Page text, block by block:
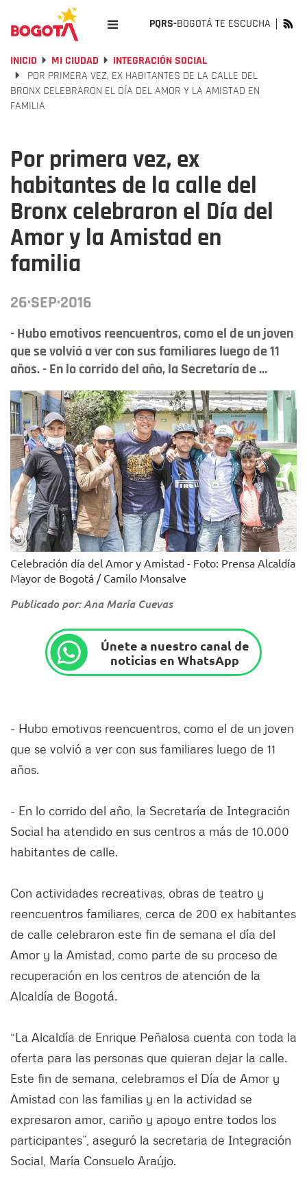
PQRS-BOGOTÁ TE ESCUCHA
INICIO MI CIUDAD
INTEGRACIÓN SOCIAL
POR PRIMERA VEZ, EX HABITANTES DE LA CALLE DEL
BRONX CELEBRARON EL DÍA DEL AMOR Y LA AMISTAD EN
FAMILIA
Por primera vez, ex
habitantes de la calle del
Bronx celebraron el Día del
Amor y la Amistad en
familia
26·SEP·2016
- Hubo emotivos reencuentros, como el de un joven
que se volvió a ver con sus familiares luego de 11
años. - En lo corrido del año, la Secretaría de ...
Celebración día del Amor y Amistad - Foto: Prensa Alcaldía
Mayor de Bogotá / Camilo Monsalve
Publicado por: Ana María Cuevas
Únete a nuestro canal de
noticias en WhatsApp
- Hubo emotivos reencuentros, como el de un joven
que se volvió a ver con sus familiares luego de 11
años.
- En lo corrido del año, la Secretaría de Integración
Social ha atendido en sus centros a más de 10.000
habitantes de calle.
Con actividades recreativas, obras de teatro y
reencuentros familiares, cerca de 200 ex habitantes
de calle celebraron este fin de semana el día del
Amor y la Amistad, como parte de su proceso de
recuperación en los centros de atención de la
Alcaldía de Bogotá.
“La Alcaldía de Enrique Peñalosa cuenta con toda la
oferta para las personas que quieran dejar la calle.
Este fin de semana, celebramos el Día de Amor y
Amistad con las familias y en la actividad se
expresaron amor, cariño y apoyo entre todos los
participantes”, aseguró la secretaria de Integración
Social, María Consuelo Araújo.